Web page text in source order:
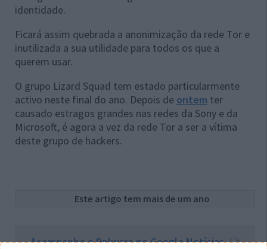
identidade.
Ficará assim quebrada a anonimização da rede Tor e
inutilizada a sua utilidade para todos os que a
querem usar.
O grupo Lizard Squad tem estado particularmente
activo neste final do ano. Depois de ontem ter
causado estragos grandes nas redes da Sony e da
Microsoft, é agora a vez da rede Tor a ser a vítima
deste grupo de hackers.
Este artigo tem mais de um ano
Acompanhe o Pplware no Google Notícias